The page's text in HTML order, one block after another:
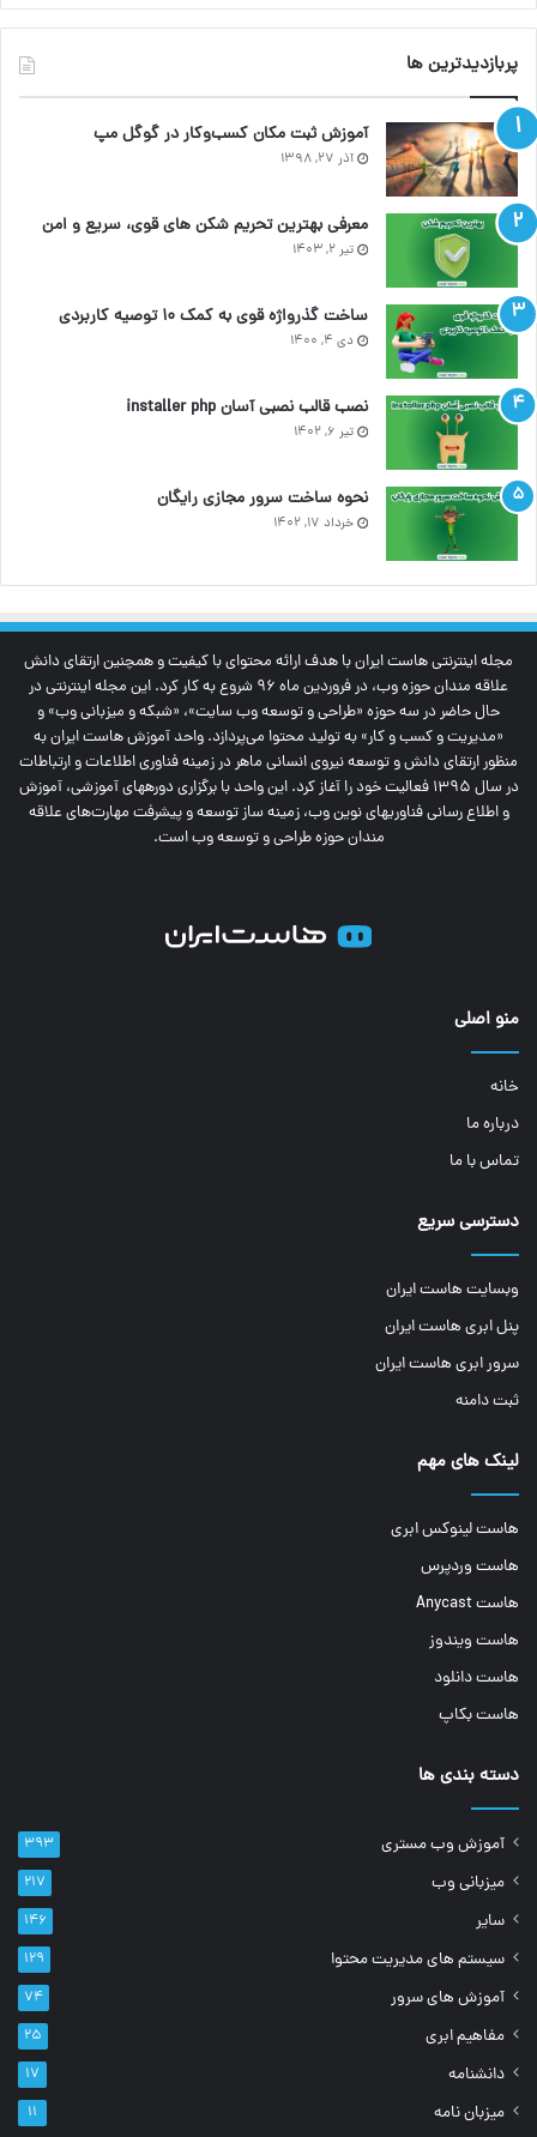
پربازدیدترین ها
آموزش ثبت مکان کسب‌وکار در گوگل مپ
آذر ۲۷, ۱۳۹۸
معرفی بهترین تحریم شکن های قوی، سریع و امن
تیر ۲, ۱۴۰۳
ساخت گذرواژه قوی به کمک ۱۰ توصیه کاربردی
دی ۴, ۱۴۰۰
نصب قالب نصبی آسان installer php
تیر ۶, ۱۴۰۲
نحوه ساخت سرور مجازی رایگان
خرداد ۱۷, ۱۴۰۲
مجله اینترنتی‌ هاست ایران با هدف ارائه محتوای با کیفیت و همچنین ارتقای دانش
علاقه مندان حوزه وب، در فروردین ماه 96 شروع به کار کرد. این مجله اینترنتی در
حال حاضر در سه حوزه «طراحی و توسعه وب سایت»، «شبکه و میزبانی وب» و
«مدیریت و کسب و کار» به تولید محتوا می‌پردازد. واحد آموزش هاست ایران به
منظور ارتقای دانش و توسعه نیروی انسانی ماهر در زمینه فناوری اطلاعات و ارتباطات
در سال 1395 فعالیت خود را آغاز کرد. این واحد با برگزاری دوره‎های آموزشی، آموزش
و اطلاع رسانی فناوری‎های نوین وب، زمینه ساز توسعه و پیشرفت مهارت‌های علاقه
مندان حوزه طراحی و توسعه وب است.
منو اصلی
خانه
درباره ما
تماس با ما
دسترسی سریع
وبسایت هاست ایران
پنل ابری هاست ایران
سرور ابری هاست ایران
ثبت دامنه
لینک های مهم
هاست لینوکس ابری
هاست وردپرس
هاست Anycast
هاست ویندوز
هاست دانلود
هاست بکاپ
دسته بندی ها
آموزش وب مستری ۳۹۳
میزبانی وب ۲۱۷
سایر ۱۴۶
سیستم های مدیریت محتوا ۱۲۹
آموزش های سرور ۷۴
مفاهیم ابری ۲۵
دانشنامه ۱۷
میزبان نامه ۱۱